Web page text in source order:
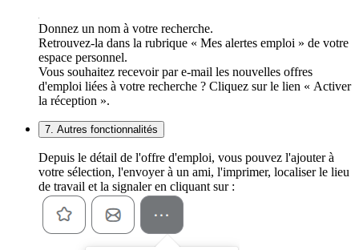
Donnez un nom à votre recherche.
Retrouvez-la dans la rubrique « Mes alertes emploi » de votre
espace personnel.
Vous souhaitez recevoir par e-mail les nouvelles offres
d'emploi liées à votre recherche ? Cliquez sur le lien « Activer
la réception ».
7. Autres fonctionnalités
Depuis le détail de l'offre d'emploi, vous pouvez l'ajouter à
votre sélection, l'envoyer à un ami, l'imprimer, localiser le lieu
de travail et la signaler en cliquant sur :